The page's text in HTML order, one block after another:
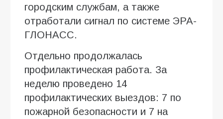
городским службам, а также
отработали сигнал по системе ЭРА-
ГЛОНАСС.
Отдельно продолжалась
профилактическая работа. За
неделю проведено 14
профилактических выездов: 7 по
пожарной безопасности и 7 на